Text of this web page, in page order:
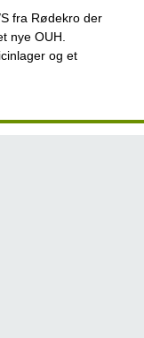
fra Rødekro der
nye OUH.
og et